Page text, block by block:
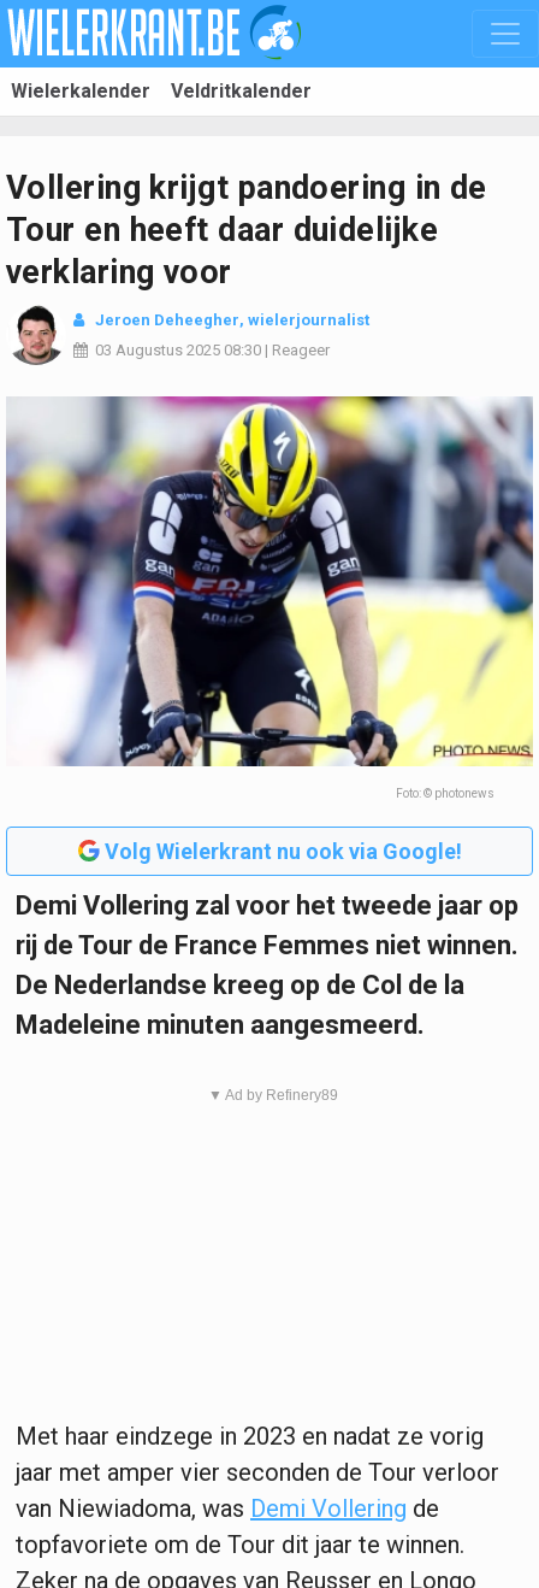
Wielerkalender Veldritkalender
Vollering krijgt pandoering in de
Tour en heeft daar duidelijke
verklaring voor
Jeroen Deheegher, wielerjournalist
03 Augustus 2025 08:30 | Reageer
Foto: © photonews
Volg Wielerkrant nu ook via Google!
Demi Vollering zal voor het tweede jaar op
rij de Tour de France Femmes niet winnen.
De Nederlandse kreeg op de Col de la
Madeleine minuten aangesmeerd.
▼ Ad by Refinery89
Met haar eindzege in 2023 en nadat ze vorig
jaar met amper vier seconden de Tour verloor
van Niewiadoma, was Demi Vollering de
topfavoriete om de Tour dit jaar te winnen.
Zeker na de opgaves van Reusser en Longo